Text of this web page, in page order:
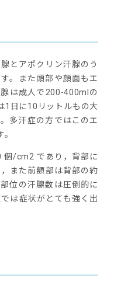
とアポクリン汗腺のう
。また頭部や顔面もエ
は成人で200-400mlの
1日に10リットルもの大
多汗症の方ではこのエ
個/cm2 であり，背部に
また前額部は背部の約
位の汗腺数は圧倒的に
は症状がとても強く出